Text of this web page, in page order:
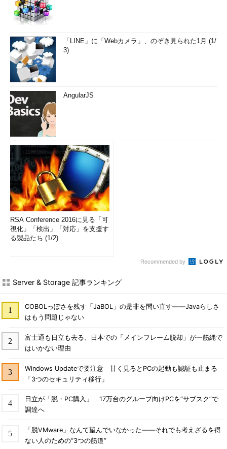
「LINE」に「Webカメラ」、のぞき見られた1月 (1/
3)
AngularJS
RSA Conference 2016に見る「可
視化」「検出」「対応」を支援す
る製品たち (1/2)
Recommended by
Server & Storage 記事ランキング
COBOLっぽさを残す「JaBOL」の是非を問い直す――Javaらしさ
はもう問題じゃない
富士通も日立も去る、日本での「メインフレーム脱却」が一筋縄で
はいかない理由
Windows Updateで要注意 甘く見るとPCの起動も認証も止まる
「3つのセキュリティ移行」
日立が「脱・PC購入」 17万台のグループ向けPCを“サブスク”で
調達へ
「脱VMware」なんて望んでいなかった――それでも考えざるを得
ない人のための“3つの筋道”